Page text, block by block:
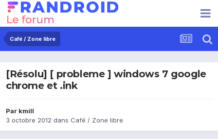
Café / Zone libre
[Résolu] [ probleme ] windows 7 google
chrome et .ink
Par kmill
3 octobre 2012 dans Café / Zone libre